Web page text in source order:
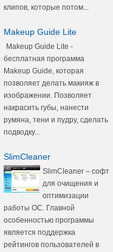
клипов, которые потом...
Makeup Guide Lite
Makeup Guide Lite -
бесплатная программа
Makeup Guide, которая
позволяет делать макияж в
изображении. Позволяет
накрасить губы, нанести
румяна, тени и пудру, сделать
подводку...
SlimCleaner
SlimCleaner – софт
для очищения и
оптимизации
работы ОС. Главной
особенностью программы
является поддержка
рейтингов пользователей в